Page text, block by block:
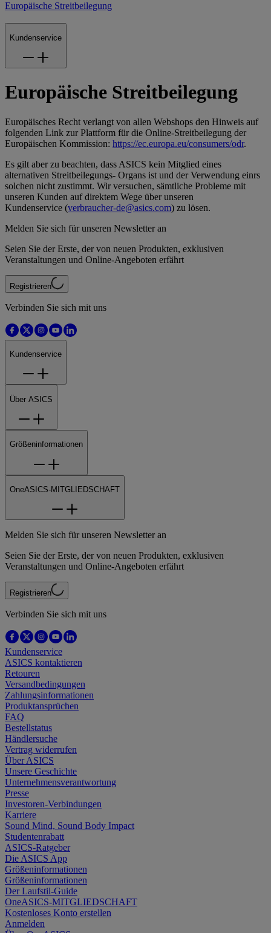
Europäische Streitbeilegung
Kundenservice
Europäische Streitbeilegung
Europäisches Recht verlangt von allen Webshops den Hinweis auf
folgenden Link zur Plattform für die Online-Streitbeilegung der
Europäischen Kommission: https://ec.europa.eu/consumers/odr.
Es gilt aber zu beachten, dass ASICS kein Mitglied eines
alternativen Streitbeilegungs- Organs ist und der Verwendung einrs
solchen nicht zustimmt. Wir versuchen, sämtliche Probleme mit
unseren Kunden auf direktem Wege über unseren
Kundenservice (verbraucher-de@asics.com) zu lösen.
Melden Sie sich für unseren Newsletter an
Seien Sie der Erste, der von neuen Produkten, exklusiven
Veranstaltungen und Online-Angeboten erfährt
Registrieren
Verbinden Sie sich mit uns
Kundenservice
Über ASICS
Größeninformationen
OneASICS-MITGLIEDSCHAFT
Melden Sie sich für unseren Newsletter an
Seien Sie der Erste, der von neuen Produkten, exklusiven
Veranstaltungen und Online-Angeboten erfährt
Registrieren
Verbinden Sie sich mit uns
Kundenservice
ASICS kontaktieren
Retouren
Versandbedingungen
Zahlungsinformationen
Produktansprüchen
FAQ
Bestellstatus
Händlersuche
Vertrag widerrufen
Über ASICS
Unsere Geschichte
Unternehmensverantwortung
Presse
Investoren-Verbindungen
Karriere
Sound Mind, Sound Body Impact
Studentenrabatt
ASICS-Ratgeber
Die ASICS App
Größeninformationen
Größeninformationen
Der Laufstil-Guide
OneASICS-MITGLIEDSCHAFT
Kostenloses Konto erstellen
Anmelden